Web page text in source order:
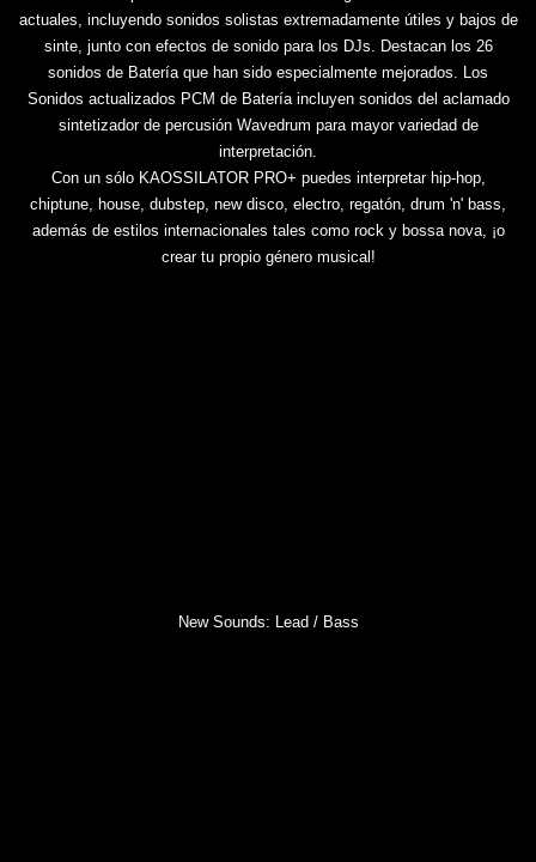
actuales, incluyendo sonidos solistas extremadamente útiles y bajos de
sinte, junto con efectos de sonido para los DJs. Destacan los 26
sonidos de Batería que han sido especialmente mejorados. Los
Sonidos actualizados PCM de Batería incluyen sonidos del aclamado
sintetizador de percusión Wavedrum para mayor variedad de
interpretación.
Con un sólo KAOSSILATOR PRO+ puedes interpretar hip-hop,
chiptune, house, dubstep, new disco, electro, regatón, drum 'n' bass,
además de estilos internacionales tales como rock y bossa nova, ¡o
crear tu propio género musical!
New Sounds: Lead / Bass